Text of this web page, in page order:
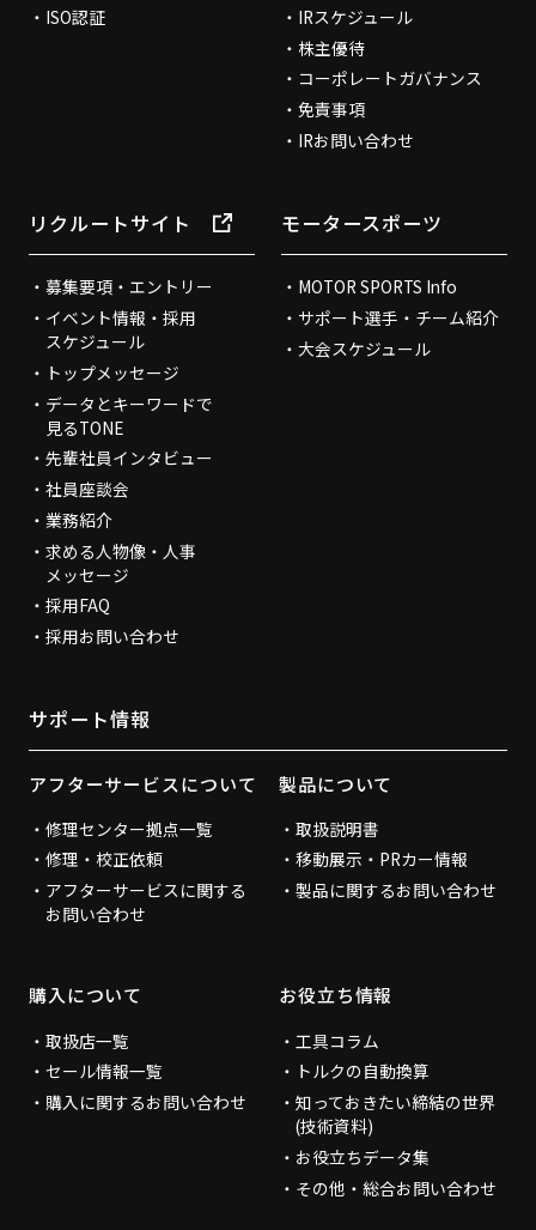
ISO認証
IRスケジュール
株主優待
コーポレートガバナンス
免責事項
IRお問い合わせ
リクルートサイト
募集要項・エントリー
イベント情報・採用
スケジュール
トップメッセージ
データとキーワードで
見るTONE
先輩社員インタビュー
社員座談会
業務紹介
求める人物像・人事
メッセージ
採用FAQ
採用お問い合わせ
モータースポーツ
MOTOR SPORTS Info
サポート選手・チーム紹介
大会スケジュール
サポート情報
アフターサービスについて
修理センター拠点一覧
修理・校正依頼
アフターサービスに関する
お問い合わせ
製品について
取扱説明書
移動展示・PRカー情報
製品に関するお問い合わせ
購入について
取扱店一覧
セール情報一覧
購入に関するお問い合わせ
お役立ち情報
工具コラム
トルクの自動換算
知っておきたい締結の世界
(技術資料)
お役立ちデータ集
その他・総合お問い合わせ